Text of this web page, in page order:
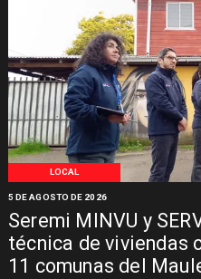
LOCAL
Seremi MINVU y
técnica de viviendas
11 comunas del
5 DE AGOSTO DE 2026